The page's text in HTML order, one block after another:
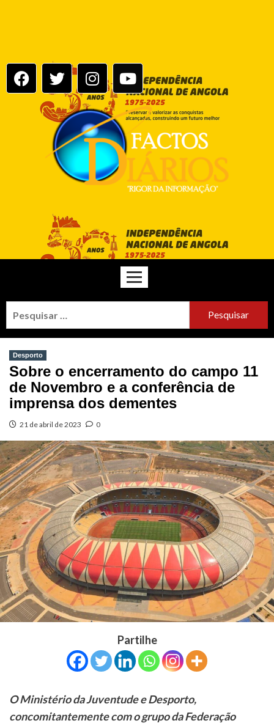
Desporto
Sobre o encerramento do campo 11
de Novembro e a conferência de
imprensa dos dementes
21 de abril de 2023 0
Partilhe
O Ministério da Juventude e Desporto,
concomitantemente com o grupo da Federação